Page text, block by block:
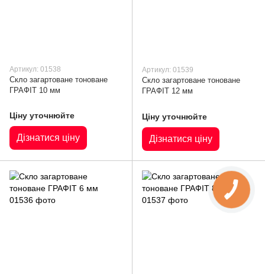
Артикул: 01538
Скло загартоване тоноване
ГРАФІТ 10 мм
Ціну уточнюйте
Дізнатися ціну
Артикул: 01539
Скло загартоване тоноване
ГРАФІТ 12 мм
Ціну уточнюйте
Дізнатися ціну